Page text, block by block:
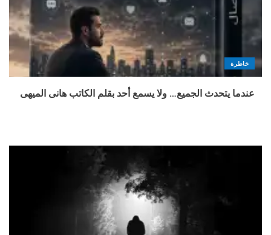
خاطرة
عندما يتحدث الجميع… ولا يسمع أحد بقلم الكاتب هانى الميهى